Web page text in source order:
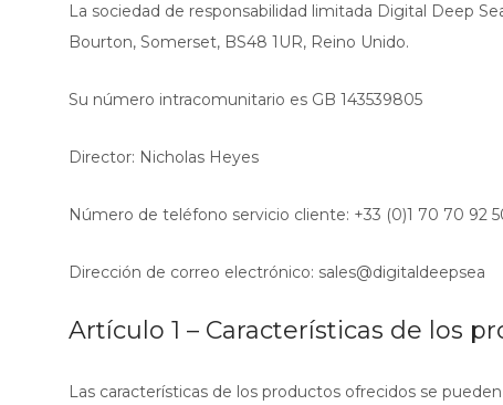
La sociedad de responsabilidad limitada Digital Deep
Bourton, Somerset, BS48 1UR, Reino Unido.
Su número intracomunitario es GB 143539805
Director: Nicholas Heyes
Número de teléfono servicio cliente: +33 (0)1 70 70 92
Dirección de correo electrónico: sales@digitaldeepsea
Artículo 1 – Características de los
Las características de los productos ofrecidos se